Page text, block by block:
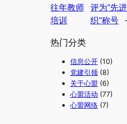
往年教师
培训
评为“先
织”称号
热门分类
信息公开 (10)
党建引领 (8)
关于心盟 (6)
心盟活动 (77)
心盟网络 (7)